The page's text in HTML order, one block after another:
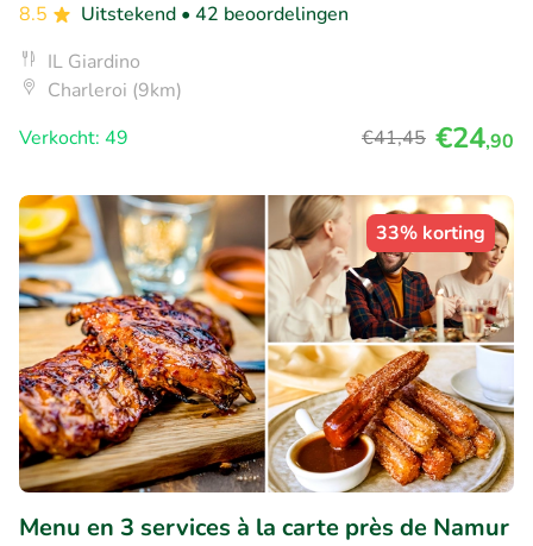
8.5
Uitstekend • 42 beoordelingen
IL Giardino
Charleroi (9km)
Verkocht: 49
€41,45 €24,90
33% korting
Menu en 3 services à la carte près de Namur